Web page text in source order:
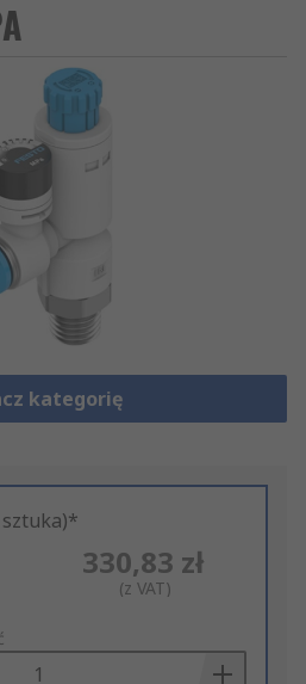
kategorię
sztuka)*
330,83 zł
(z VAT)